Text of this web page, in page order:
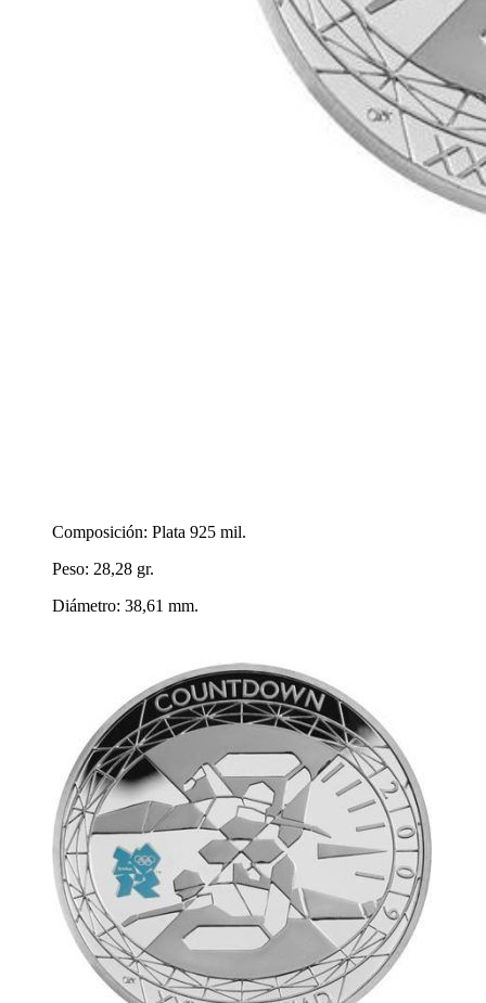
Composición: Plata 925 mil.
Peso: 28,28 gr.
Diámetro: 38,61 mm.